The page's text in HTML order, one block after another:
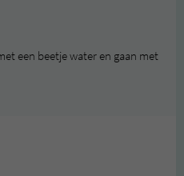
een beetje water en gaan met